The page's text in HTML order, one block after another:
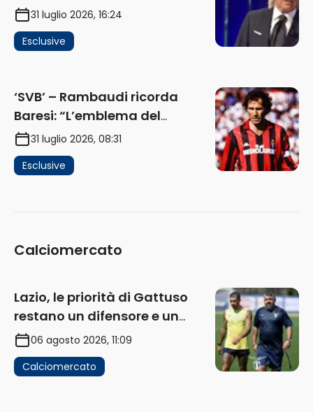
funziona più. E’ ora di lasciare,
ma lui non ascolta. Pignataro?
Ho verificato…” (AUDIO)
31 luglio 2026, 16:24
Esclusive
‘SVB’ – Rambaudi ricorda
Baresi: “L’emblema del
difensore moderno completo.
Lui è il Milan” (AUDIO)
31 luglio 2026, 08:31
Esclusive
Calciomercato
Lazio, le priorità di Gattuso
restano un difensore e un
centravanti: proposto Esposito
06 agosto 2026, 11:09
Calciomercato